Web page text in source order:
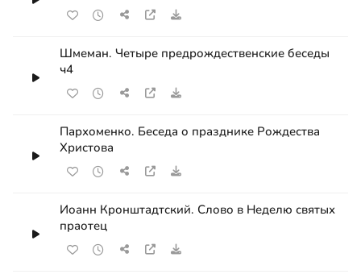
Шмеман. Четыре предрождественские беседы
ч4
Пархоменко. Беседа о празднике Рождества
Христова
Иоанн Кронштадтский. Слово в Неделю святых
праотец